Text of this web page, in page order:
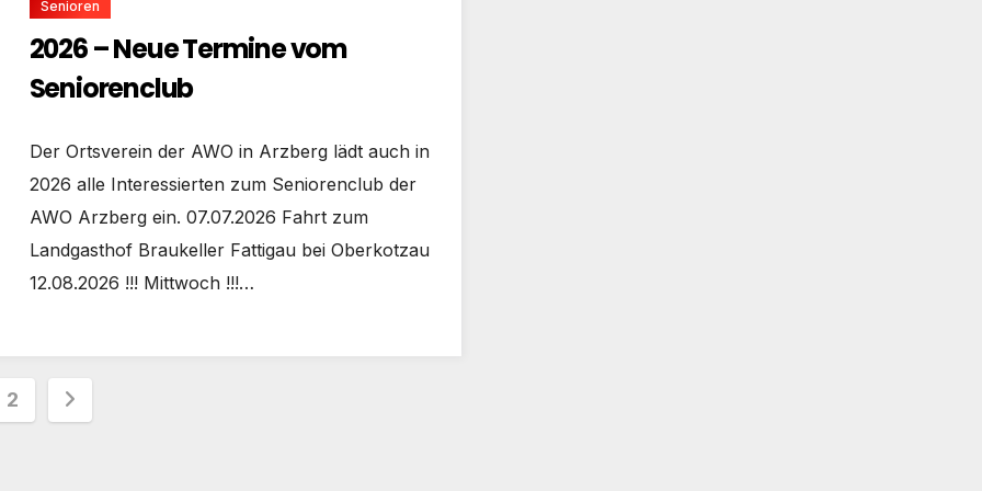
Senioren
2026 – Neue Termine vom
Seniorenclub
Der Ortsverein der AWO in Arzberg lädt auch in
2026 alle Interessierten zum Seniorenclub der
AWO Arzberg ein. 07.07.2026 Fahrt zum
Landgasthof Braukeller Fattigau bei Oberkotzau
12.08.2026 !!! Mittwoch !!!…
2